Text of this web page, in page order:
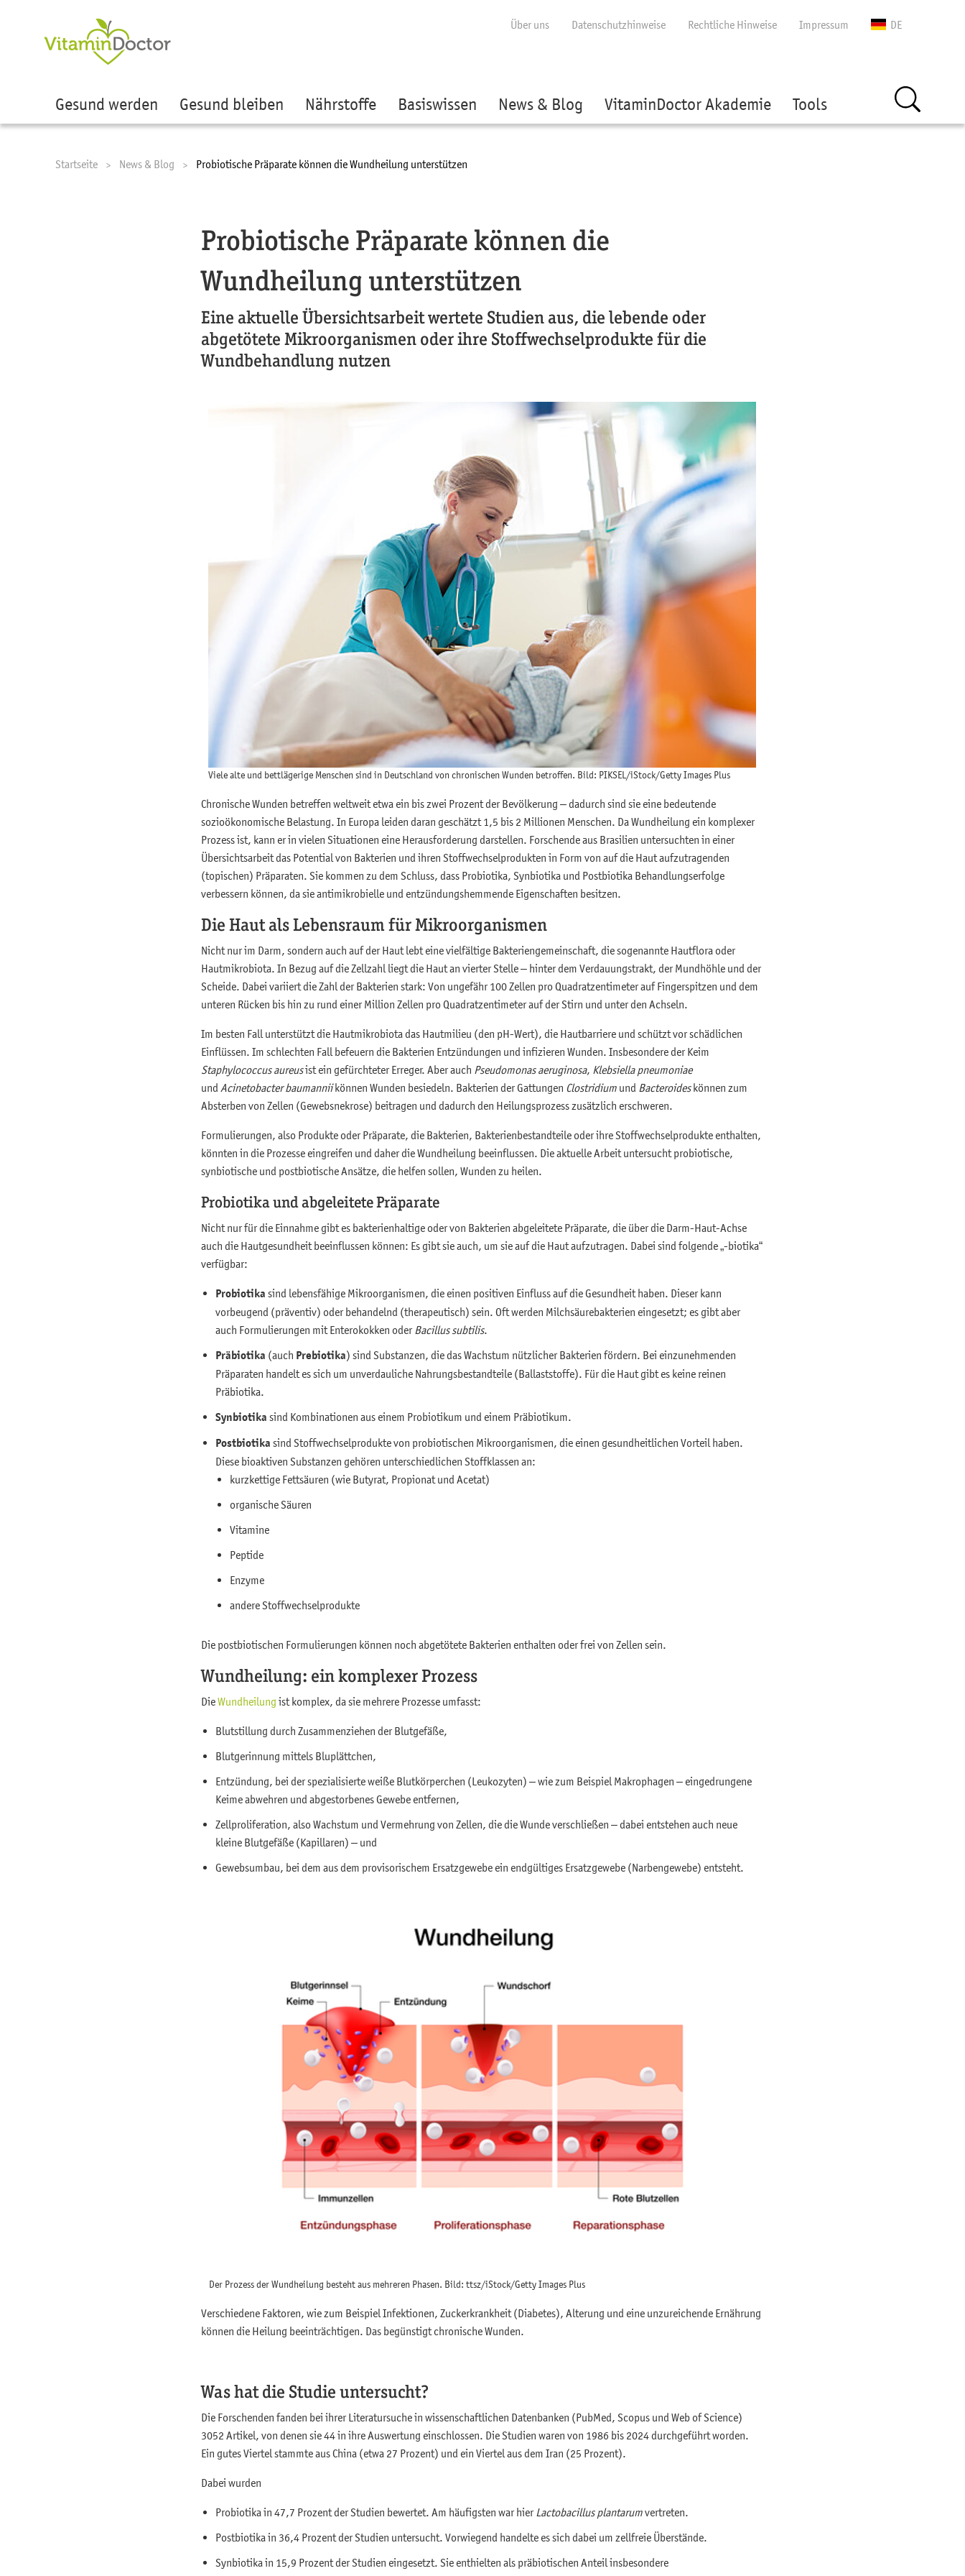
Über uns
Datenschutzhinweise Rechtliche Hinweise Impressum DE
Gesund werden Gesund bleiben Nährstoffe Basiswissen News & Blog VitaminDoctor Akademie Tools
Startseite News & Blog Current:
Probiotische Präparate können die Wundheilung unterstützen
Probiotische Präparate können die
Wundheilung unterstützen
Eine aktuelle Übersichtsarbeit wertete Studien aus, die lebende oder
abgetötete Mikroorganismen oder ihre Stoffwechselprodukte für die
Wundbehandlung nutzen
Viele alte und bettlägerige Menschen sind in Deutschland von chronischen Wunden betroffen. Bild: PIKSEL/iStock/Getty Images Plus
Chronische Wunden betreffen weltweit etwa ein bis zwei Prozent der Bevölkerung – dadurch sind sie eine bedeutende
sozioökonomische Belastung. In Europa leiden daran geschätzt 1,5 bis 2 Millionen Menschen. Da Wundheilung ein komplexer
Prozess ist, kann er in vielen Situationen eine Herausforderung darstellen. Forschende aus Brasilien untersuchten in einer
Übersichtsarbeit das Potential von Bakterien und ihren Stoffwechselprodukten in Form von auf die Haut aufzutragenden
(topischen) Präparaten. Sie kommen zu dem Schluss, dass Probiotika, Synbiotika und Postbiotika Behandlungserfolge
verbessern können, da sie antimikrobielle und entzündungshemmende Eigenschaften besitzen.
Die Haut als Lebensraum für Mikroorganismen
Nicht nur im Darm, sondern auch auf der Haut lebt eine vielfältige Bakteriengemeinschaft, die sogenannte Hautflora oder
Hautmikrobiota. In Bezug auf die Zellzahl liegt die Haut an vierter Stelle – hinter dem Verdauungstrakt, der Mundhöhle und der
Scheide. Dabei variiert die Zahl der Bakterien stark: Von ungefähr 100 Zellen pro Quadratzentimeter auf Fingerspitzen und dem
unteren Rücken bis hin zu rund einer Million Zellen pro Quadratzentimeter auf der Stirn und unter den Achseln.
Im besten Fall unterstützt die Hautmikrobiota das Hautmilieu (den pH-Wert), die Hautbarriere und schützt vor schädlichen
Einflüssen. Im schlechten Fall befeuern die Bakterien Entzündungen und infizieren Wunden. Insbesondere der Keim
Staphylococcus aureusist ein gefürchteter Erreger. Aber auch Pseudomonas aeruginosa, Klebsiella pneumoniae
und Acinetobacter baumanniikönnen Wunden besiedeln. Bakterien der Gattungen Clostridium und Bacteroideskönnen zum
Absterben von Zellen (Gewebsnekrose) beitragen und dadurch den Heilungsprozess zusätzlich erschweren.
Formulierungen, also Produkte oder Präparate, die Bakterien, Bakterienbestandteile oder ihre Stoffwechselprodukte enthalten,
könnten in die Prozesse eingreifen und daher die Wundheilung beeinflussen. Die aktuelle Arbeit untersucht probiotische,
synbiotische und postbiotische Ansätze, die helfen sollen, Wunden zu heilen.
Probiotika und abgeleitete Präparate
Nicht nur für die Einnahme gibt es bakterienhaltige oder von Bakterien abgeleitete Präparate, die über die Darm-Haut-Achse
auch die Hautgesundheit beeinflussen können: Es gibt sie auch, um sie auf die Haut aufzutragen. Dabei sind folgende „-biotika“
verfügbar:
Probiotika sind lebensfähige Mikroorganismen, die einen positiven Einfluss auf die Gesundheit haben. Dieser kann
vorbeugend (präventiv) oder behandelnd (therapeutisch) sein. Oft werden Milchsäurebakterien eingesetzt; es gibt aber
auch Formulierungen mit Enterokokken oder Bacillus subtilis.
Präbiotika (auch Prebiotika) sind Substanzen, die das Wachstum nützlicher Bakterien fördern. Bei einzunehmenden
Präparaten handelt es sich um unverdauliche Nahrungsbestandteile (Ballaststoffe). Für die Haut gibt es keine reinen
Präbiotika.
Synbiotika sind Kombinationen aus einem Probiotikum und einem Präbiotikum.
Postbiotika sind Stoffwechselprodukte von probiotischen Mikroorganismen, die einen gesundheitlichen Vorteil haben.
Diese bioaktiven Substanzen gehören unterschiedlichen Stoffklassen an:
kurzkettige Fettsäuren (wie Butyrat, Propionat und Acetat)
organische Säuren
Vitamine
Peptide
Enzyme
andere Stoffwechselprodukte
Die postbiotischen Formulierungen können noch abgetötete Bakterien enthalten oder frei von Zellen sein.
Wundheilung: ein komplexer Prozess
DieWundheilung ist komplex, da sie mehrere Prozesse umfasst:
Blutstillung durch Zusammenziehen der Blutgefäße,
Blutgerinnung mittels Bluplättchen,
Entzündung, bei der spezialisierte weiße Blutkörperchen (Leukozyten) – wie zum Beispiel Makrophagen – eingedrungene
Keime abwehren und abgestorbenes Gewebe entfernen,
Zellproliferation, also Wachstum und Vermehrung von Zellen, die die Wunde verschließen – dabei entstehen auch neue
kleine Blutgefäße (Kapillaren) – und
Gewebsumbau, bei dem aus dem provisorischem Ersatzgewebe ein endgültiges Ersatzgewebe (Narbengewebe) entsteht.
Der Prozess der Wundheilung besteht aus mehreren Phasen. Bild: ttsz/iStock/Getty Images Plus
Verschiedene Faktoren, wie zum Beispiel Infektionen, Zuckerkrankheit (Diabetes), Alterung und eine unzureichende Ernährung
können die Heilung beeinträchtigen. Das begünstigt chronische Wunden.
Was hat die Studie untersucht?
Die Forschenden fanden bei ihrer Literatursuche in wissenschaftlichen Datenbanken (PubMed, Scopus und Web of Science)
3052 Artikel, von denen sie 44 in ihre Auswertung einschlossen. Die Studien waren von 1986 bis 2024 durchgeführt worden.
Ein gutes Viertel stammte aus China (etwa 27 Prozent) und ein Viertel aus dem Iran (25 Prozent).
Dabei wurden
Probiotika in 47,7 Prozent der Studien bewertet. Am häufigsten war hier Lactobacillus plantarumvertreten.
Postbiotika in 36,4 Prozent der Studien untersucht. Vorwiegend handelte es sich dabei um zellfreie Überstände.
Synbiotika in 15,9 Prozent der Studien eingesetzt. Sie enthielten als präbiotischen Anteil insbesondere